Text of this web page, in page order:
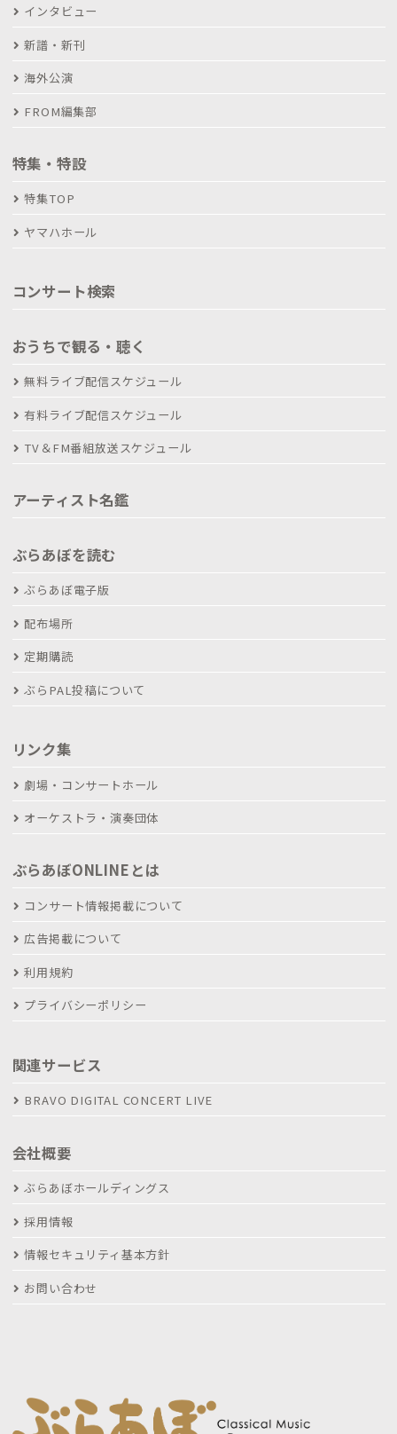
インタビュー
新譜・新刊
海外公演
FROM編集部
特集・特設
特集TOP
ヤマハホール
コンサート検索
おうちで観る・聴く
無料ライブ配信スケジュール
有料ライブ配信スケジュール
TV＆FM番組放送スケジュール
アーティスト名鑑
ぶらあぼを読む
ぶらあぼ電子版
配布場所
定期購読
ぶらPAL投稿について
リンク集
劇場・コンサートホール
オーケストラ・演奏団体
ぶらあぼONLINEとは
コンサート情報掲載について
広告掲載について
利用規約
プライバシーポリシー
関連サービス
BRAVO DIGITAL CONCERT LIVE
会社概要
ぶらあぼホールディングス
採用情報
情報セキュリティ基本方針
お問い合わせ